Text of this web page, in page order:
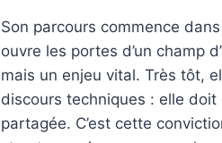
Son parcours commence
ouvre les portes d’un champ
mais un enjeu vital. Très tôt,
discours techniques : elle
partagée. C’est cette